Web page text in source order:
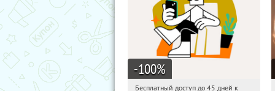
-100%
Бесплатный доступ до 45 дней к